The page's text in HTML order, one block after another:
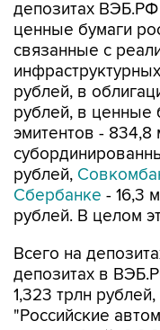
Всего на
депозитах в
1,323 трлн
"Российские
млрд рублей,
млрд рублей, ООО
174,816 млрд
территорий" -
182,61 млрд
рублей,
рублей, ООО
российских
$1,875 млрд и 10
В евробонды